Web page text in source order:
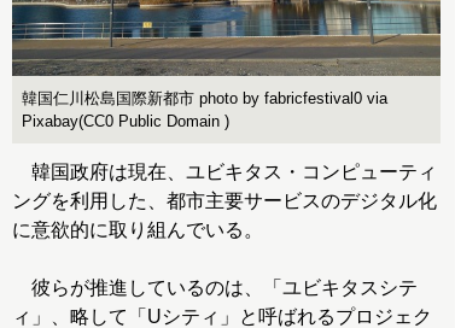
韓国仁川松島国際新都市 photo by fabricfestival0 via
Pixabay(CC0 Public Domain )
韓国政府は現在、ユビキタス・コンピューティ
ングを利用した、都市主要サービスのデジタル化
に意欲的に取り組んでいる。
彼らが推進しているのは、「ユビキタスシテ
ィ」、略して「Uシティ」と呼ばれるプロジェク